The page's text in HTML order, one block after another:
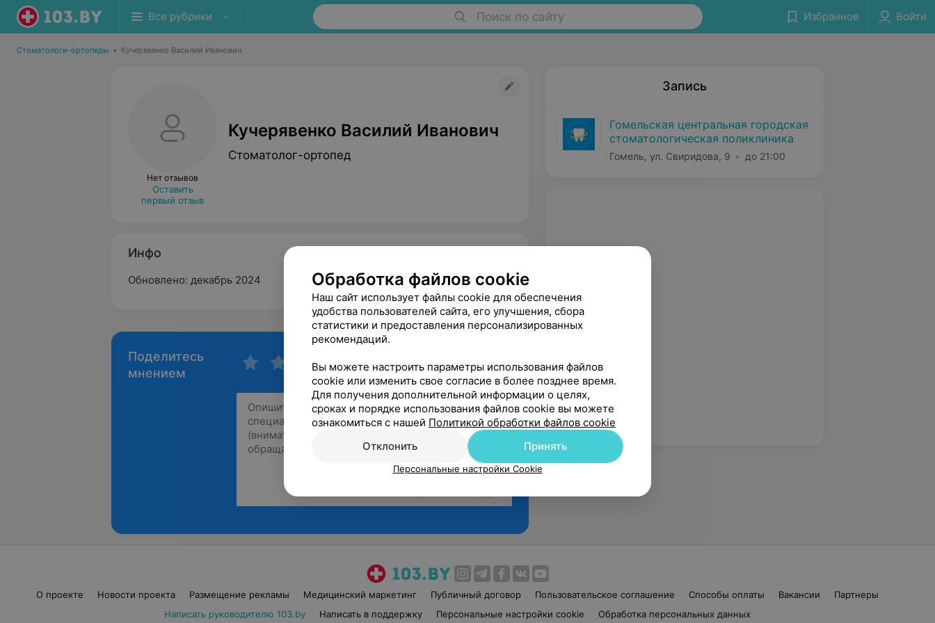
Все рубрики Поиск по сайту Избранное Войти
Стоматологи-ортопеды • Кучерявенко Василий Иванович
Нет отзывов
Оставить
первый отзыв
Кучерявенко Василий Иванович
Стоматолог-ортопед
Инфо
Обновлено: декабрь 2024
Поделитесь
мнением
Запись
Гомельская центральная городская
стоматологическая поликлиника
Гомель, ул. Свиридова, 9 до 21:00
О проекте Новости проекта Размещение рекламы Медицинский маркетинг Публичный договор Пользовательское соглашение Способы оплаты Вакансии
Партнеры
Написать руководителю 103.by
Написать в поддержку Персональные настройки cookie Обработка персональных данных
Обработка файлов cookie
Наш сайт использует файлы cookie для обеспечения
удобства пользователей сайта, его улучшения, сбора
статистики и предоставления персонализированных
рекомендаций.
Вы можете настроить параметры использования файлов
cookie или изменить свое согласие в более позднее время.
Для получения дополнительной информации о целях,
сроках и порядке использования файлов cookie вы можете
ознакомиться с нашей Политикой обработки файлов cookie
Отклонить
Принять
Персональные настройки Cookie